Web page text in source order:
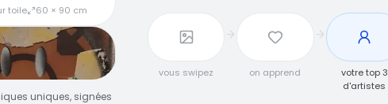
toile 60 × 90 cm
uniques, signées
vous swipez on apprend
votre top 3
d'artistes